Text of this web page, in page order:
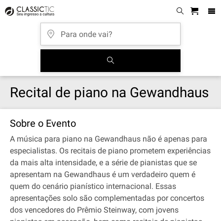
Recital de piano na Gewandhaus
Sobre o Evento
A música para piano na Gewandhaus não é apenas para
especialistas. Os recitais de piano prometem experiências
da mais alta intensidade, e a série de pianistas que se
apresentam na Gewandhaus é um verdadeiro quem é
quem do cenário pianístico internacional. Essas
apresentações solo são complementadas por concertos
dos vencedores do Prêmio Steinway, com jovens